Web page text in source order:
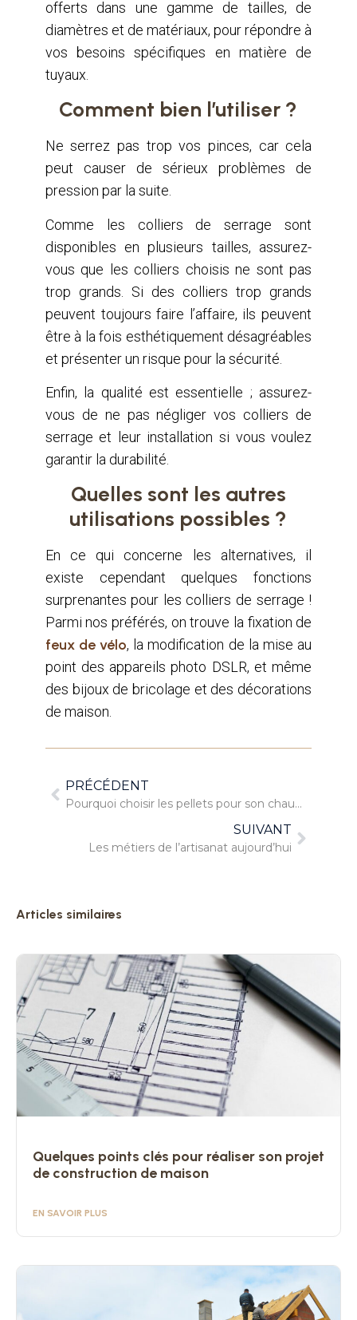
offerts dans une gamme de tailles, de
diamètres et de matériaux, pour répondre à
vos besoins spécifiques en matière de
tuyaux.
Comment bien l’utiliser ?
Ne serrez pas trop vos pinces, car cela
peut causer de sérieux problèmes de
pression par la suite.
Comme les colliers de serrage sont
disponibles en plusieurs tailles, assurez-
vous que les colliers choisis ne sont pas
trop grands. Si des colliers trop grands
peuvent toujours faire l’affaire, ils peuvent
être à la fois esthétiquement désagréables
et présenter un risque pour la sécurité.
Enfin, la qualité est essentielle ; assurez-
vous de ne pas négliger vos colliers de
serrage et leur installation si vous voulez
garantir la durabilité.
Quelles sont les autres
utilisations possibles ?
En ce qui concerne les alternatives, il
existe cependant quelques fonctions
surprenantes pour les colliers de serrage !
Parmi nos préférés, on trouve la fixation de
feux de vélo, la modification de la mise au
point des appareils photo DSLR, et même
des bijoux de bricolage et des décorations
de maison.
PRÉCÉDENT
Pourquoi choisir les pellets pour son chauffage ?
SUIVANT
Les métiers de l’artisanat aujourd’hui
Articles similaires
Quelques points clés pour réaliser son projet
de construction de maison
EN SAVOIR PLUS